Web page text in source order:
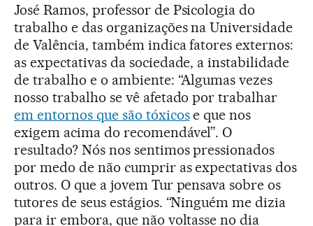
José Ramos, professor de Psicologia do
trabalho e das organizações na Universidade
de Valência, também indica fatores externos:
as expectativas da sociedade, a instabilidade
de trabalho e o ambiente: “Algumas vezes
nosso trabalho se vê afetado por trabalhar
em entornos que são tóxicose que nos
exigem acima do recomendável”. O
resultado? Nós nos sentimos pressionados
por medo de não cumprir as expectativas dos
outros. O que a jovem Tur pensava sobre os
tutores de seus estágios. “Ninguém me dizia
para ir embora, que não voltasse no dia